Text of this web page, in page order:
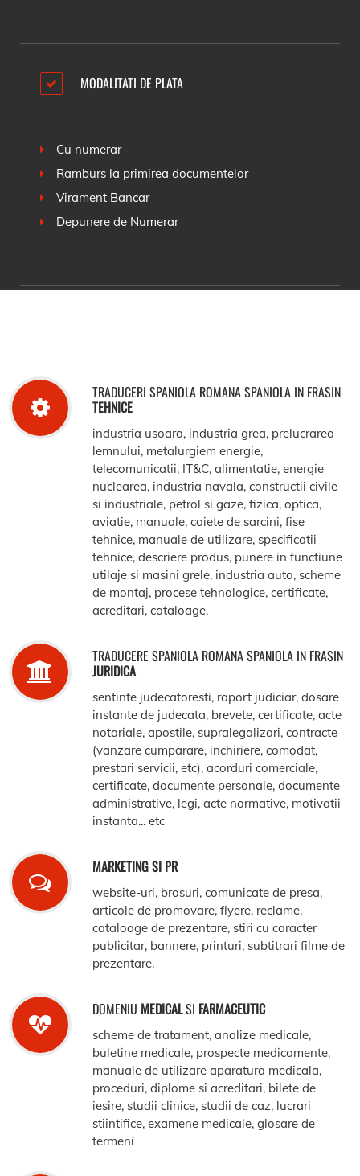
MODALITATI DE PLATA
Cu numerar
Ramburs la primirea documentelor
Virament Bancar
Depunere de Numerar
TRADUCERI SPANIOLA ROMANA SPANIOLA IN FRASIN
TEHNICE
industria usoara, industria grea, prelucrarea
lemnului, metalurgiem energie,
telecomunicatii, IT&C, alimentatie, energie
nuclearea, industria navala, constructii civile
si industriale, petrol si gaze, fizica, optica,
aviatie, manuale, caiete de sarcini, fise
tehnice, manuale de utilizare, specificatii
tehnice, descriere produs, punere in functiune
utilaje si masini grele, industria auto, scheme
de montaj, procese tehnologice, certificate,
acreditari, cataloage.
TRADUCERE SPANIOLA ROMANA SPANIOLA IN FRASIN
JURIDICA
sentinte judecatoresti, raport judiciar, dosare
instante de judecata, brevete, certificate, acte
notariale, apostile, supralegalizari, contracte
(vanzare cumparare, inchiriere, comodat,
prestari servicii, etc), acorduri comerciale,
certificate, documente personale, documente
administrative, legi, acte normative, motivatii
instanta... etc
MARKETING SI PR
website-uri, brosuri, comunicate de presa,
articole de promovare, flyere, reclame,
cataloage de prezentare, stiri cu caracter
publicitar, bannere, printuri, subtitrari filme de
prezentare.
DOMENIU MEDICALSI FARMACEUTIC
scheme de tratament, analize medicale,
buletine medicale, prospecte medicamente,
manuale de utilizare aparatura medicala,
proceduri, diplome si acreditari, bilete de
iesire, studii clinice, studii de caz, lucrari
stiintifice, examene medicale, glosare de
termeni